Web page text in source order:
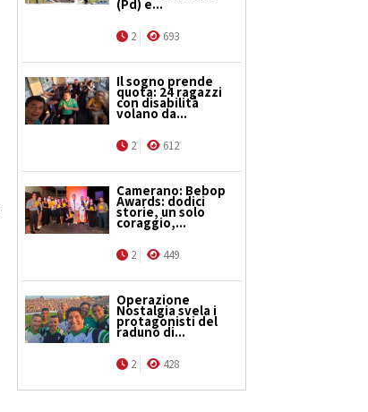
(Pd) e...
2 693
Il sogno prende
quota: 24 ragazzi
con disabilità
volano da...
2 612
Camerano: Bebop
Awards: dodici
storie, un solo
coraggio,...
2 449
Operazione
Nostalgia svela i
protagonisti del
raduno di...
2 428